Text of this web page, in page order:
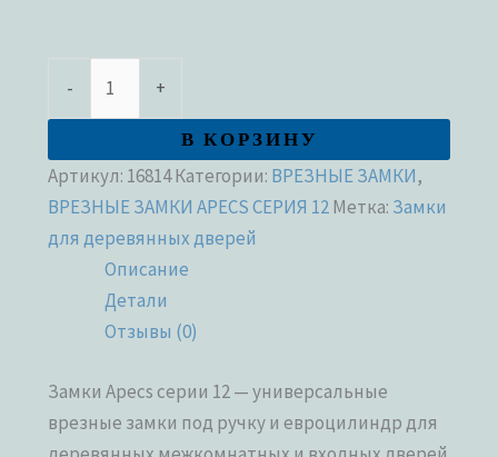
- +
В КОРЗИНУ
Артикул: 16814Категории: ВРЕЗНЫЕ ЗАМКИ,
ВРЕЗНЫЕ ЗАМКИ APECS СЕРИЯ 12Метка: Замки
для деревянных дверей
Описание
Детали
Отзывы (0)
Замки Apecs серии 12 — универсальные
врезные замки под ручку и евроцилиндр для